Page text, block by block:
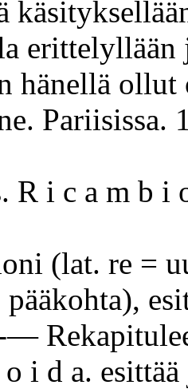
erittelyllään
hänellä ollut
Pariisissa.
R i c a m b i
(lat. re =
—
i d a.